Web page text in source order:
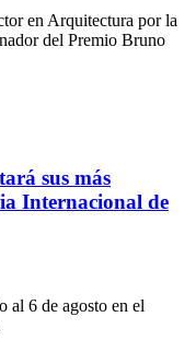
en Arquitectura por la
del Premio Bruno
sus más
Internacional de
al 6 de agosto en el